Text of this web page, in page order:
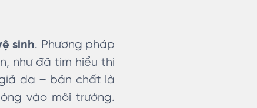
sinh. Phương pháp
như đã tìm hiểu thì
da – bản chất là
vào môi trường.